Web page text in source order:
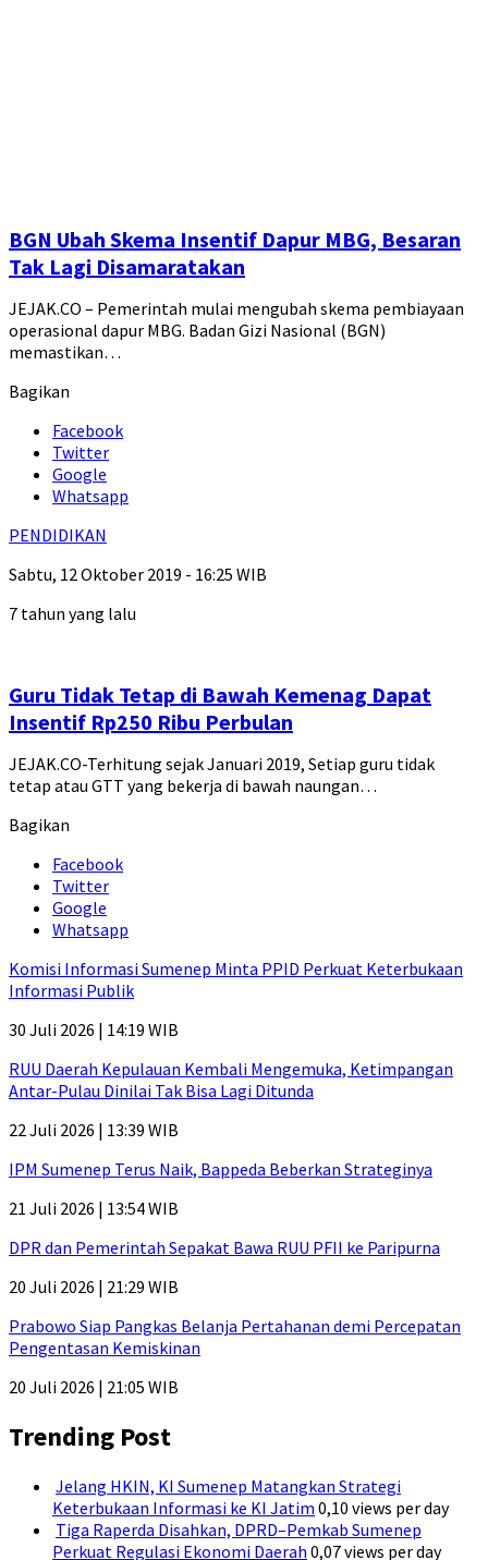
BGN Ubah Skema Insentif Dapur MBG, Besaran
Tak Lagi Disamaratakan
JEJAK.CO – Pemerintah mulai mengubah skema pembiayaan
operasional dapur MBG. Badan Gizi Nasional (BGN)
memastikan…
Bagikan
Facebook
Twitter
Google
Whatsapp
PENDIDIKAN
Sabtu, 12 Oktober 2019 - 16:25 WIB
7 tahun yang lalu
Guru Tidak Tetap di Bawah Kemenag Dapat
Insentif Rp250 Ribu Perbulan
JEJAK.CO-Terhitung sejak Januari 2019, Setiap guru tidak
tetap atau GTT yang bekerja di bawah naungan…
Bagikan
Facebook
Twitter
Google
Whatsapp
Komisi Informasi Sumenep Minta PPID Perkuat Keterbukaan
Informasi Publik
30 Juli 2026 | 14:19 WIB
RUU Daerah Kepulauan Kembali Mengemuka, Ketimpangan
Antar-Pulau Dinilai Tak Bisa Lagi Ditunda
22 Juli 2026 | 13:39 WIB
IPM Sumenep Terus Naik, Bappeda Beberkan Strateginya
21 Juli 2026 | 13:54 WIB
DPR dan Pemerintah Sepakat Bawa RUU PFII ke Paripurna
20 Juli 2026 | 21:29 WIB
Prabowo Siap Pangkas Belanja Pertahanan demi Percepatan
Pengentasan Kemiskinan
20 Juli 2026 | 21:05 WIB
Trending Post
Jelang HKIN, KI Sumenep Matangkan Strategi
Keterbukaan Informasi ke KI Jatim 0,10 views per day
Tiga Raperda Disahkan, DPRD–Pemkab Sumenep
Perkuat Regulasi Ekonomi Daerah 0,07 views per day